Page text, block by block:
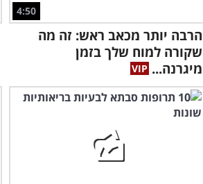
4:50
הרבה יותר מכאב ראש: זה מה
שקורה למוח שלך בזמן
מיגרנה...